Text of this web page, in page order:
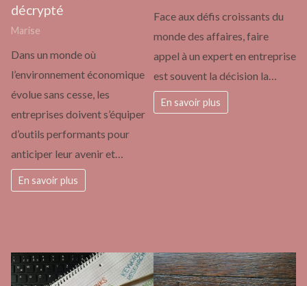
décrypté
Marise
Dans un monde où
l’environnement économique
évolue sans cesse, les
entreprises doivent s’équiper
d’outils performants pour
anticiper leur avenir et…
En savoir plus
Face aux défis croissants du
monde des affaires, faire
appel à un expert en entreprise
est souvent la décision la…
En savoir plus